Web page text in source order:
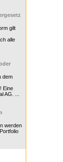
gilt
alle
dem
Eine
AG. ...
werden